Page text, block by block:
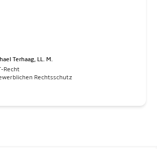
Terhaag, LL. M.
Recht
Rechtsschutz